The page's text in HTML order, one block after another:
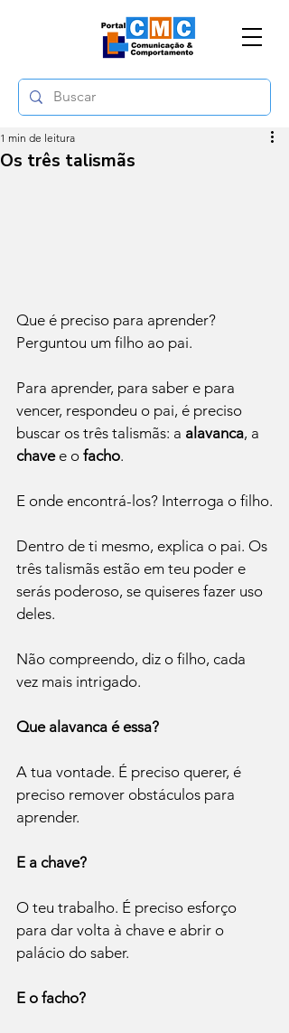
Os três talismãs
1 min de leitura
Que é preciso para aprender?
Perguntou um filho ao pai.
Para aprender, para saber e para
vencer, respondeu o pai, é preciso
buscar os três talismãs: a alavanca, a
chave e o facho.
E onde encontrá-los? Interroga o filho.
Dentro de ti mesmo, explica o pai. Os
três talismãs estão em teu poder e
serás poderoso, se quiseres fazer uso
deles.
Não compreendo, diz o filho, cada
vez mais intrigado.
Que alavanca é essa?
A tua vontade. É preciso querer, é
preciso remover obstáculos para
aprender.
E a chave?
O teu trabalho. É preciso esforço
para dar volta à chave e abrir o
palácio do saber.
E o facho?